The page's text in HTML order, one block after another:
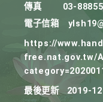
傳真
03-
電子信箱
https://
free.nat.gov.tw/
最後更新
2019-